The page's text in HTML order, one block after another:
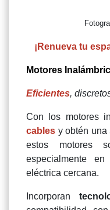
¡Renueva tu
Motores
Eficientes,
Con los motores
cables y obtén una
estos motores
especialmente
eléctrica cercana.
Incorporan